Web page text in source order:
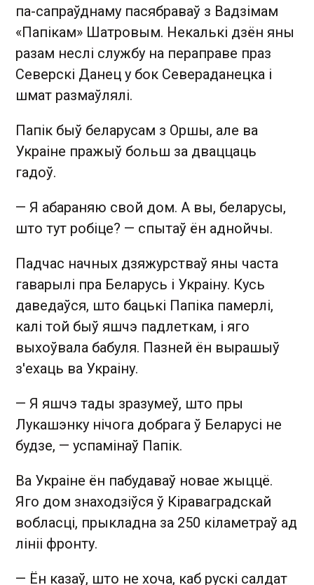
па-сапраўднаму пасябраваў з Вадзімам
«Папікам» Шатровым. Некалькі дзён яны
разам неслі службу на пераправе праз
Северскі Данец у бок Севераданецка і
шмат размаўлялі.
Папік быў беларусам з Оршы, але ва
Украіне пражыў больш за дваццаць
гадоў.
— Я абараняю свой дом. А вы, беларусы,
што тут робіце? — спытаў ён аднойчы.
Падчас начных дзяжурстваў яны часта
гаварылі пра Беларусь і Украіну. Кусь
даведаўся, што бацькі Папіка памерлі,
калі той быў яшчэ падлеткам, і яго
выхоўвала бабуля. Пазней ён вырашыў
з'ехаць ва Украіну.
— Я яшчэ тады зразумеў, што пры
Лукашэнку нічога добрага ў Беларусі не
будзе, — успамінаў Папік.
Ва Украіне ён пабудаваў новае жыццё.
Яго дом знаходзіўся ў Кіраваградскай
вобласці, прыкладна за 250 кіламетраў ад
лініі фронту.
— Ён казаў, што не хоча, каб рускі салдат